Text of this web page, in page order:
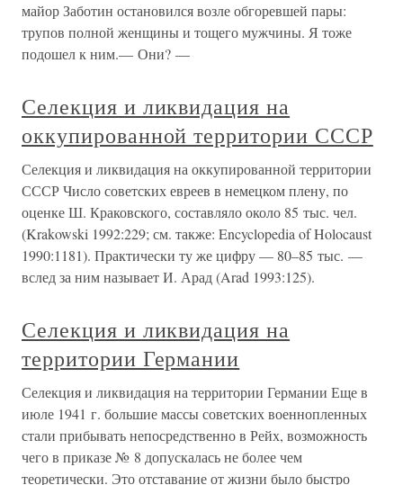
майор Заботин остановился возле обгоревшей пары:
трупов полной женщины и тощего мужчины. Я тоже
подошел к ним.— Они? —
Селекция и ликвидация на
оккупированной территории СССР
Селекция и ликвидация на оккупированной территории
СССР Число советских евреев в немецком плену, по
оценке Ш. Краковского, составляло около 85 тыс. чел.
(Krakowski 1992:229; см. также: Encyclopedia of Holocaust
1990:1181). Практически ту же цифру — 80–85 тыс. —
вслед за ним называет И. Арад (Arad 1993:125).
Селекция и ликвидация на
территории Германии
Селекция и ликвидация на территории Германии Еще в
июле 1941 г. большие массы советских военнопленных
стали прибывать непосредственно в Рейх, возможность
чего в приказе № 8 допускалась не более чем
теоретически. Это отставание от жизни было быстро